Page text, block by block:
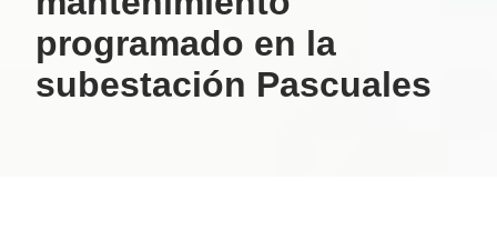
programado en la
subestación Pascuales